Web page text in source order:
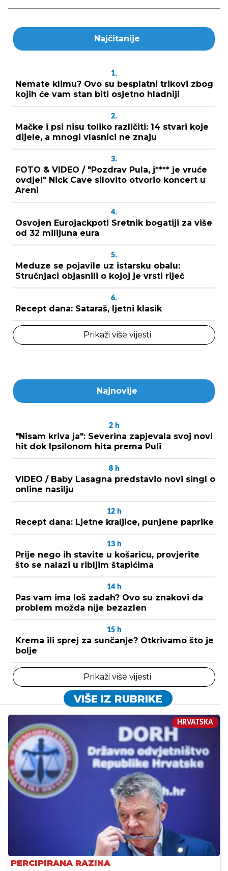
Najčitanije
1.
Nemate klimu? Ovo su besplatni trikovi zbog
kojih će vam stan biti osjetno hladniji
2.
Mačke i psi nisu toliko različiti: 14 stvari koje
dijele, a mnogi vlasnici ne znaju
3.
FOTO & VIDEO / "Pozdrav Pula, j**** je vruće
ovdje!" Nick Cave silovito otvorio koncert u
Areni
4.
Osvojen Eurojackpot! Sretnik bogatiji za više
od 32 milijuna eura
5.
Meduze se pojavile uz istarsku obalu:
Stručnjaci objasnili o kojoj je vrsti riječ
6.
Recept dana: Sataraš, ljetni klasik
Prikaži više vijesti
Najnovije
2 h
"Nisam kriva ja": Severina zapjevala svoj novi
hit dok Ipsilonom hita prema Puli
8 h
VIDEO / Baby Lasagna predstavio novi singl o
online nasilju
12 h
Recept dana: Ljetne kraljice, punjene paprike
13 h
Prije nego ih stavite u košaricu, provjerite
što se nalazi u ribljim štapićima
14 h
Pas vam ima loš zadah? Ovo su znakovi da
problem možda nije bezazlen
15 h
Krema ili sprej za sunčanje? Otkrivamo što je
bolje
Prikaži više vijesti
VIŠE IZ RUBRIKE
HRVATSKA
PERCIPIRANA RAZINA